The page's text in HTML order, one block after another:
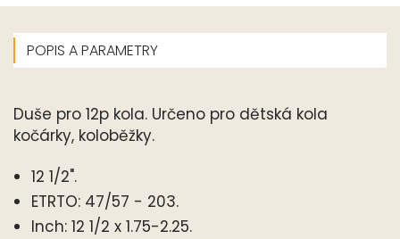
POPIS A PARAMETRY
Duše pro 12p kola. Určeno pro dětská kola
kočárky, koloběžky.
12 1/2".
ETRTO: 47/57 - 203.
Inch: 12 1/2 x 1.75-2.25.